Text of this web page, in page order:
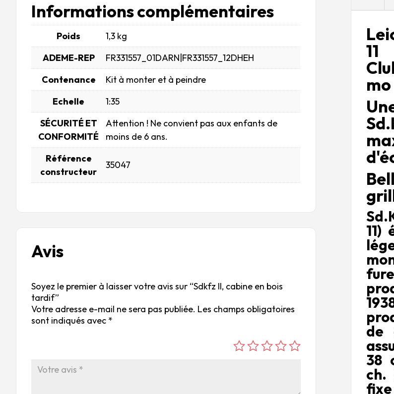
Informations complémentaires
Poids
1,3 kg
ADEME-REP
FR331557_01DARN|FR331557_12DHEH
Contenance
Kit à monter et à peindre
Echelle
1:35
SÉCURITÉ ET
CONFORMITÉ
Attention ! Ne convient pas aux enfants de
moins de 6 ans.
Référence
constructeur
35047
Avis
Soyez le premier à laisser votre avis sur “Sdkfz II, cabine en bois
tardif”
Votre adresse e-mail ne sera pas publiée. Les champs obligatoires
sont indiqués avec *
s
mo
11)
de
38
ch.